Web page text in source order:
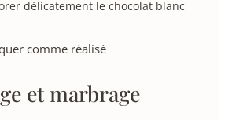
délicatement le chocolat blanc
comme réalisé
et marbrage